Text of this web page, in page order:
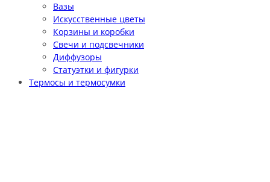
Вазы
Искусственные цветы
Корзины и коробки
Свечи и подсвечники
Диффузоры
Статуэтки и фигурки
Термосы и термосумки